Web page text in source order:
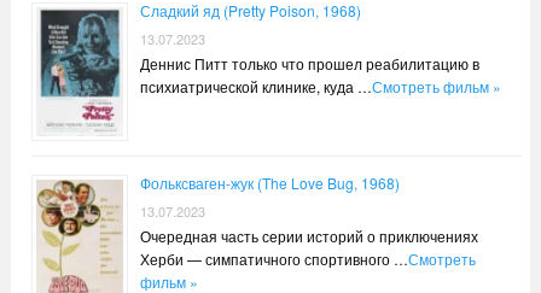
Сладкий яд (Pretty Poison, 1968)
13.07.2023
Деннис Питт только что прошел реабилитацию в
психиатрической клинике, куда …Смотреть фильм »
Фольксваген-жук (The Love Bug, 1968)
13.07.2023
Очередная часть серии историй о приключениях
Херби — симпатичного спортивного …Смотреть
фильм »